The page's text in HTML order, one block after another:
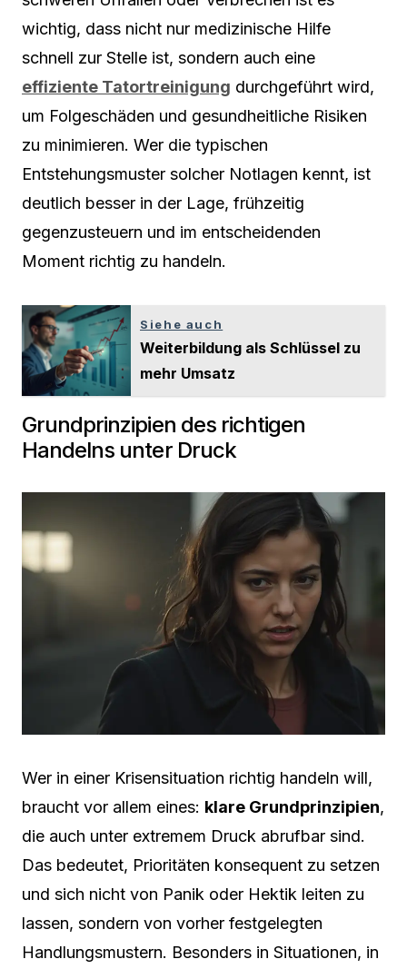
wichtig, dass nicht nur medizinische Hilfe
schnell zur Stelle ist, sondern auch eine
effiziente Tatortreinigung durchgeführt wird,
um Folgeschäden und gesundheitliche Risiken
zu minimieren. Wer die typischen
Entstehungsmuster solcher Notlagen kennt, ist
deutlich besser in der Lage, frühzeitig
gegenzusteuern und im entscheidenden
Moment richtig zu handeln.
Siehe auch
Weiterbildung als Schlüssel zu
mehr Umsatz
Grundprinzipien des richtigen
Handelns unter Druck
Wer in einer Krisensituation richtig handeln will,
braucht vor allem eines: klare Grundprinzipien,
die auch unter extremem Druck abrufbar sind.
Das bedeutet, Prioritäten konsequent zu setzen
und sich nicht von Panik oder Hektik leiten zu
lassen, sondern von vorher festgelegten
Handlungsmustern. Besonders in Situationen, in